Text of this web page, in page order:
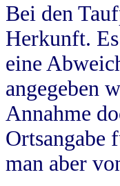
Bei den
Herkunft.
eine
angegeben
Annahme
Ortsangabe
man aber